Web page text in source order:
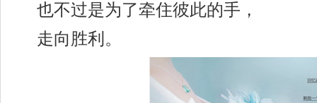
也不过是为了牵住彼此的手，
走向胜利。